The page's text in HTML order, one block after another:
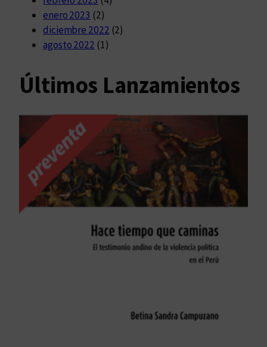
enero 2023 (2)
diciembre 2022 (2)
agosto 2022 (1)
Últimos Lanzamientos